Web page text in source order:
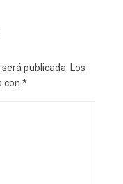
publicada.
Los
con *